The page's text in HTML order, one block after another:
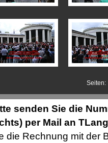
senden Sie die
per Mail an
die Rechnung mit der